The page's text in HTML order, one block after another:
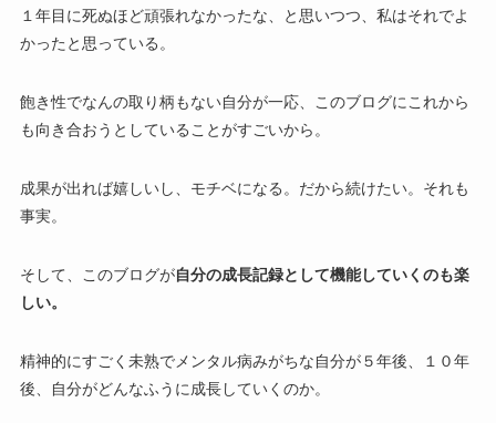
１年目に死ぬほど頑張れなかったな、と思いつつ、私はそれでよ
かったと思っている。
飽き性でなんの取り柄もない自分が一応、このブログにこれから
も向き合おうとしていることがすごいから。
成果が出れば嬉しいし、モチベになる。だから続けたい。それも
事実。
そして、このブログが自分の成長記録として機能していくのも楽
しい。
精神的にすごく未熟でメンタル病みがちな自分が５年後、１０年
後、自分がどんなふうに成長していくのか。